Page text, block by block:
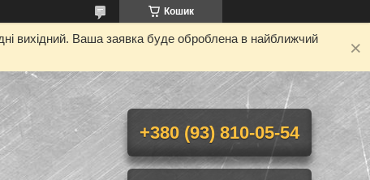
Кошик
вихідний. Ваша заявка буде оброблена в найближчий
+380 (93) 810-05-54